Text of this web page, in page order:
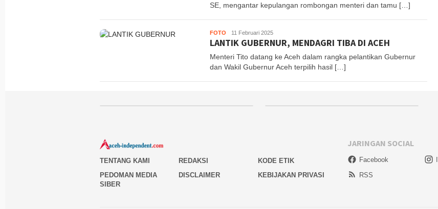
SE, mengantar kepulangan rombongan menteri dan tamu […]
FOTO Muhajir
S
11 Februari 2025
LANTIK GUBERNUR, MENDAGRI TIBA DI ACEH
Menteri Tito datang ke Aceh dalam rangka pelantikan Gubernur
dan Wakil Gubernur Aceh terpilih hasil […]
TENTANG KAMI REDAKSI
KODE ETIK
PEDOMAN MEDIA
SIBER
DISCLAIMER KEBIJAKAN PRIVASI
JARINGAN SOCIAL
Facebook
RSS